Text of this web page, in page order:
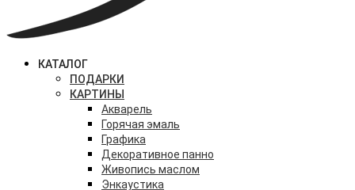
КАТАЛОГ
ПОДАРКИ
КАРТИНЫ
Акварель
Горячая эмаль
Графика
Декоративное панно
Живопись маслом
Энкаустика